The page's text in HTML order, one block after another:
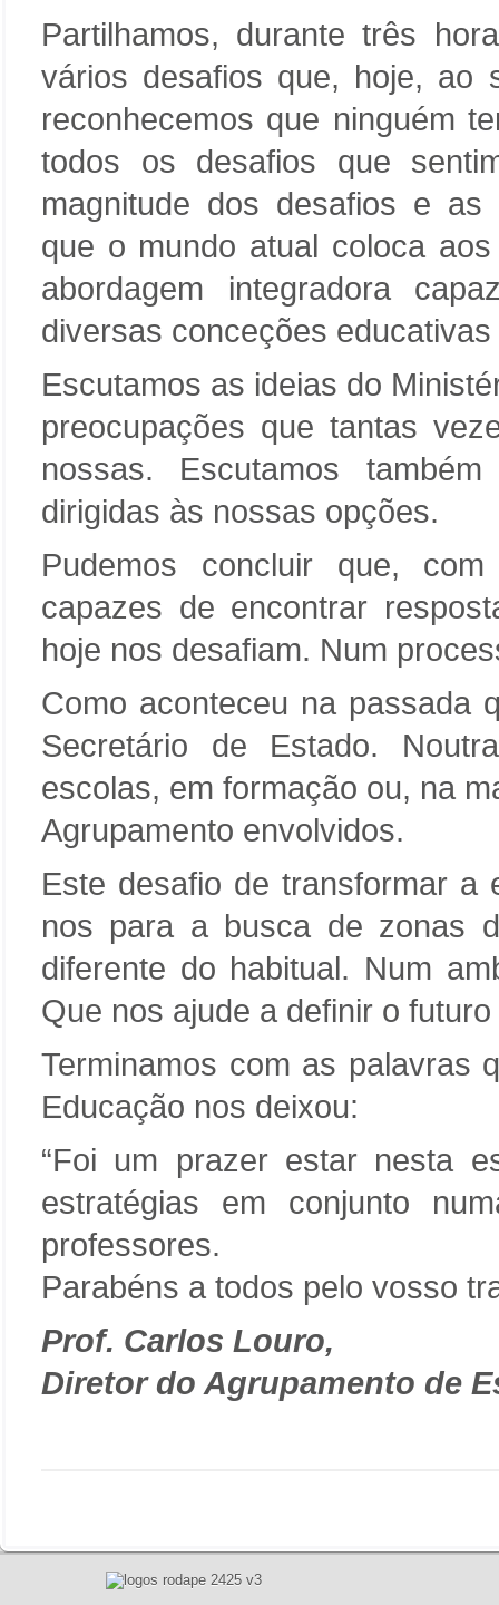
Partilhamos, durante três
vários desafios que, hoje, ao
reconhecemos que ninguém
todos os desafios que
magnitude dos desafios e as
que o mundo atual coloca
abordagem integradora
diversas conceções
Escutamos as ideias do
preocupações que tantas
nossas. Escutamos
dirigidas às nossas opções.
Pudemos concluir que,
capazes de encontrar
hoje nos desafiam. Num
Como aconteceu na passada
Secretário de Estado.
escolas, em formação ou, na
Agrupamento envolvidos.
Este desafio de transformar a
nos para a busca de zonas
diferente do habitual. Num
Que nos ajude a definir o
Terminamos com as palavras
Educação nos deixou:
“Foi um prazer estar nesta
estratégias em conjunto
professores.
Parabéns a todos pelo vosso
Prof. Carlos Louro,
Diretor do Agrupamento de